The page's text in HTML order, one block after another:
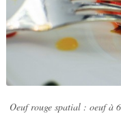
Oeuf rouge spatial : oeuf à